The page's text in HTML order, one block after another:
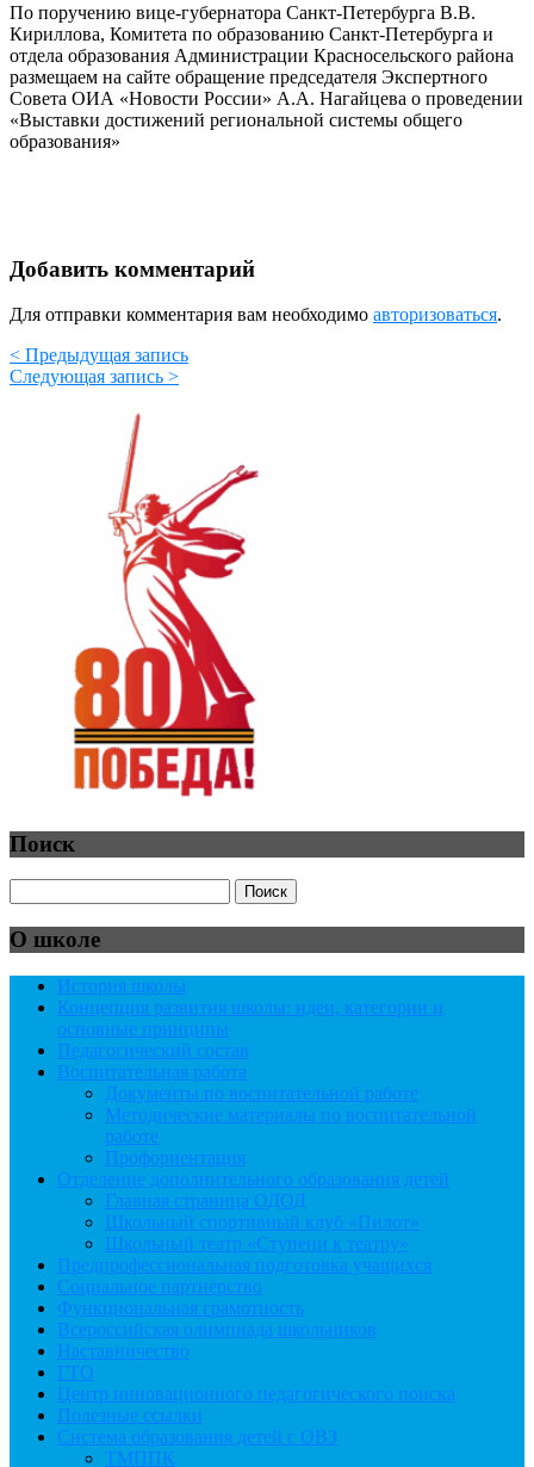
По поручению вице-губернатора Санкт-Петербурга В.В.
Кириллова, Комитета по образованию Санкт-Петербурга и
отдела образования Администрации Красносельского района
размещаем на сайте обращение председателя Экспертного
Совета ОИА «Новости России» А.А. Нагайцева о проведении
«Выставки достижений региональной системы общего
образования»
Добавить комментарий
Для отправки комментария вам необходимо авторизоваться.
< Предыдущая запись
Следующая запись >
Поиск
О школе
История школы
Концепция развития школы: идеи, категории и
основные принципы
Педагогический состав
Воспитательная работа
Документы по воспитательной работе
Методические материалы по воспитательной
работе
Профориентация
Отделение дополнительного образования детей
Главная страница ОДОД
Школьный спортивный клуб «Пилот»
Школьный театр «Ступени к театру»
Предпрофессиональная подготовка учащихся
Социальное партнёрство
Функциональная грамотность
Всероссийская олимпиада школьников
Наставничество
ГТО
Центр инновационного педагогического поиска
Полезные ссылки
Система образования детей с ОВЗ
ТМППК